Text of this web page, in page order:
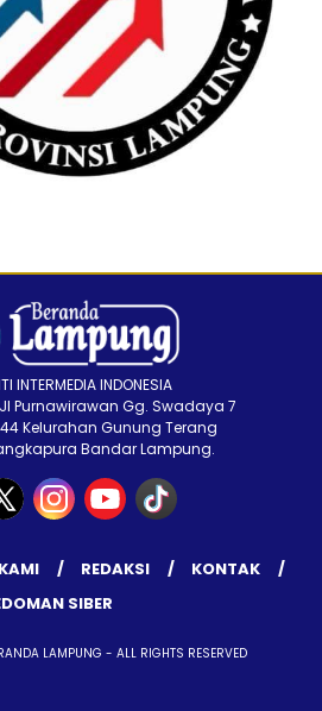
INTERMEDIA INDONESIA
Purnawirawan Gg. Swadaya 7
Kelurahan Gunung Terang
Bandar Lampung.
REDAKSI
KONTAK
SIBER
LAMPUNG - ALL RIGHTS RESERVED